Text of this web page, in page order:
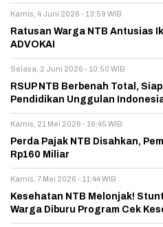
Kamis, 4 Juni 2026 - 13:59 WIB
Ratusan Warga NTB Antusias
ADVOKAI
Selasa, 2 Juni 2026 - 10:50 WIB
RSUP NTB Berbenah Total,
Pendidikan Unggulan
Kamis, 21 Mei 2026 - 16:45 WIB
Perda Pajak NTB Disahkan,
Rp160 Miliar
Kamis, 7 Mei 2026 - 11:44 WIB
Kesehatan NTB Melonjak!
Warga Diburu Program Cek